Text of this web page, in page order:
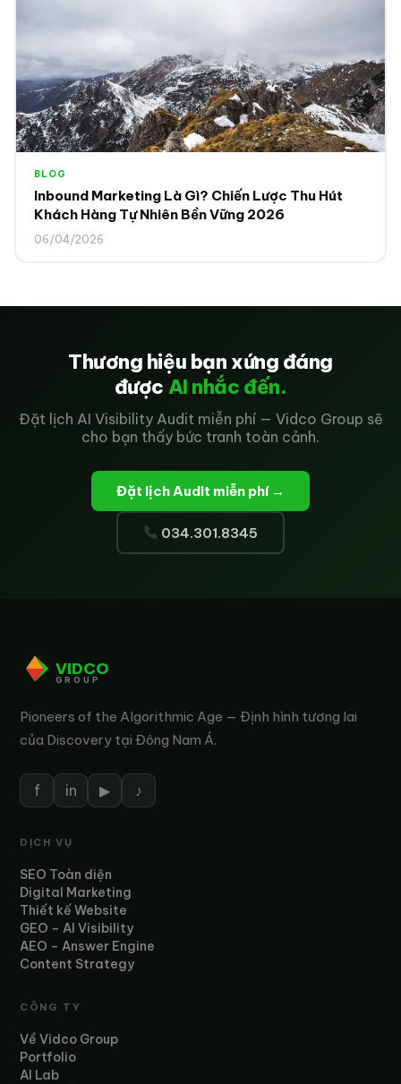
BLOG
Inbound Marketing Là Gì? Chiến Lược Thu Hút
Khách Hàng Tự Nhiên Bền Vững 2026
06/04/2026
Thương hiệu bạn xứng đáng
được AI nhắc đến.
Đặt lịch AI Visibility Audit miễn phí — Vidco Group sẽ
cho bạn thấy bức tranh toàn cảnh.
Đặt lịch Audit miễn phí →
034.301.8345
VIDCO
GROUP
Pioneers of the Algorithmic Age — Định hình tương lai
của Discovery tại Đông Nam Á.
f in ▶ ♪
DỊCH VỤ
SEO Toàn diện
Digital Marketing
Thiết kế Website
GEO – AI Visibility
AEO – Answer Engine
Content Strategy
CÔNG TY
Về Vidco Group
Portfolio
AI Lab